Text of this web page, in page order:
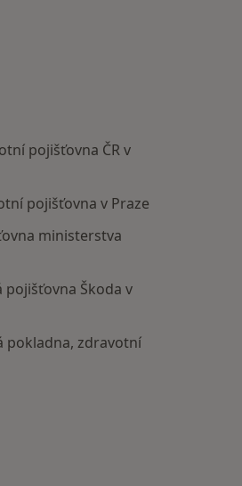
pojišťovna ČR v
pojišťovna v Praze
ministerstva
pojišťovna Škoda v
pokladna, zdravotní